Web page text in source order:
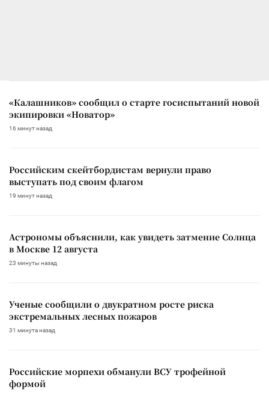
«Калашников» сообщил о старте госиспытаний новой
экипировки «Новатор»
16 минут назад
Российским скейтбордистам вернули право
выступать под своим флагом
19 минут назад
Астрономы объяснили, как увидеть затмение Солнца
в Москве 12 августа
23 минуты назад
Ученые сообщили о двукратном росте риска
экстремальных лесных пожаров
31 минута назад
Российские морпехи обманули ВСУ трофейной
формой